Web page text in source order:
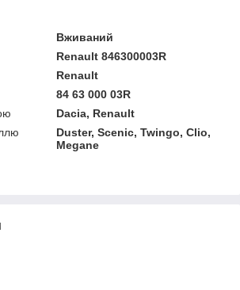
Вживаний
Renault 846300003R
Renault
84 63 000 03R
Dacia, Renault
Duster, Scenic, Twingo, Clio,
Megane